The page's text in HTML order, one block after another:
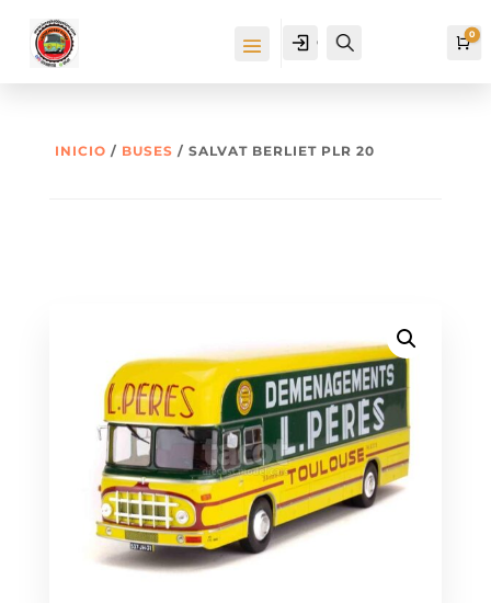
Cuenta 0
INICIO / BUSES / SALVAT BERLIET PLR 20